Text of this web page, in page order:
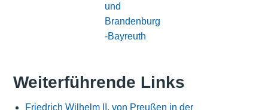
und
Brandenburg
-Bayreuth
Weiterführende Links
Friedrich Wilhelm II. von Preußen in der